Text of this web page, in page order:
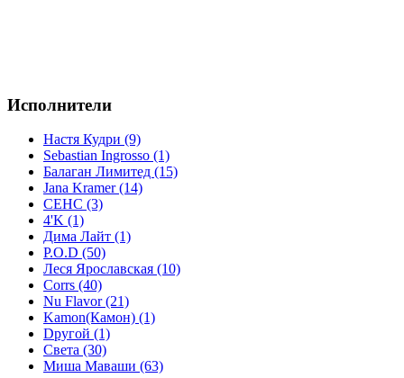
Исполнители
Настя Кудри (9)
Sebastian Ingrosso (1)
Балаган Лимитед (15)
Jana Kramer (14)
СЕНС (3)
4'K (1)
Дима Лайт (1)
P.O.D (50)
Леся Ярославская (10)
Corrs (40)
Nu Flavor (21)
Kamon(Камон) (1)
Dругой (1)
Света (30)
Миша Маваши (63)